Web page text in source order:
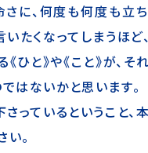
に、何度も何度も立
たくなってしまうほど
ひと》や《こと》が、
はないかと思います。
っているということ、
。